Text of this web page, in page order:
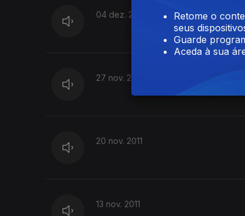
04 dez. 2011
27 nov. 2011
20 nov. 2011
13 nov. 2011
Retome o
seus
Guarde
Aceda à sua